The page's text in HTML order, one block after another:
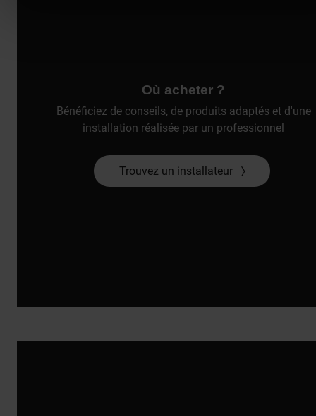
Où acheter ?
Bénéficiez de conseils, de produits adaptés et d'une
installation réalisée par un professionnel
Trouvez un installateur